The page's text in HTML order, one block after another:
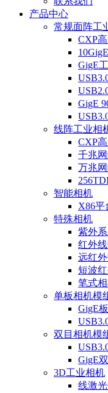
产品中心
常规面阵工
CXP
GigE
GigE
线阵工业相
CXP
千兆
万兆
智能相机
X86平
特殊相机
紫外系
红外
远红
短波
笔式
单板相机模
GigE
双目相机模
GigE
3D工业相机
线激